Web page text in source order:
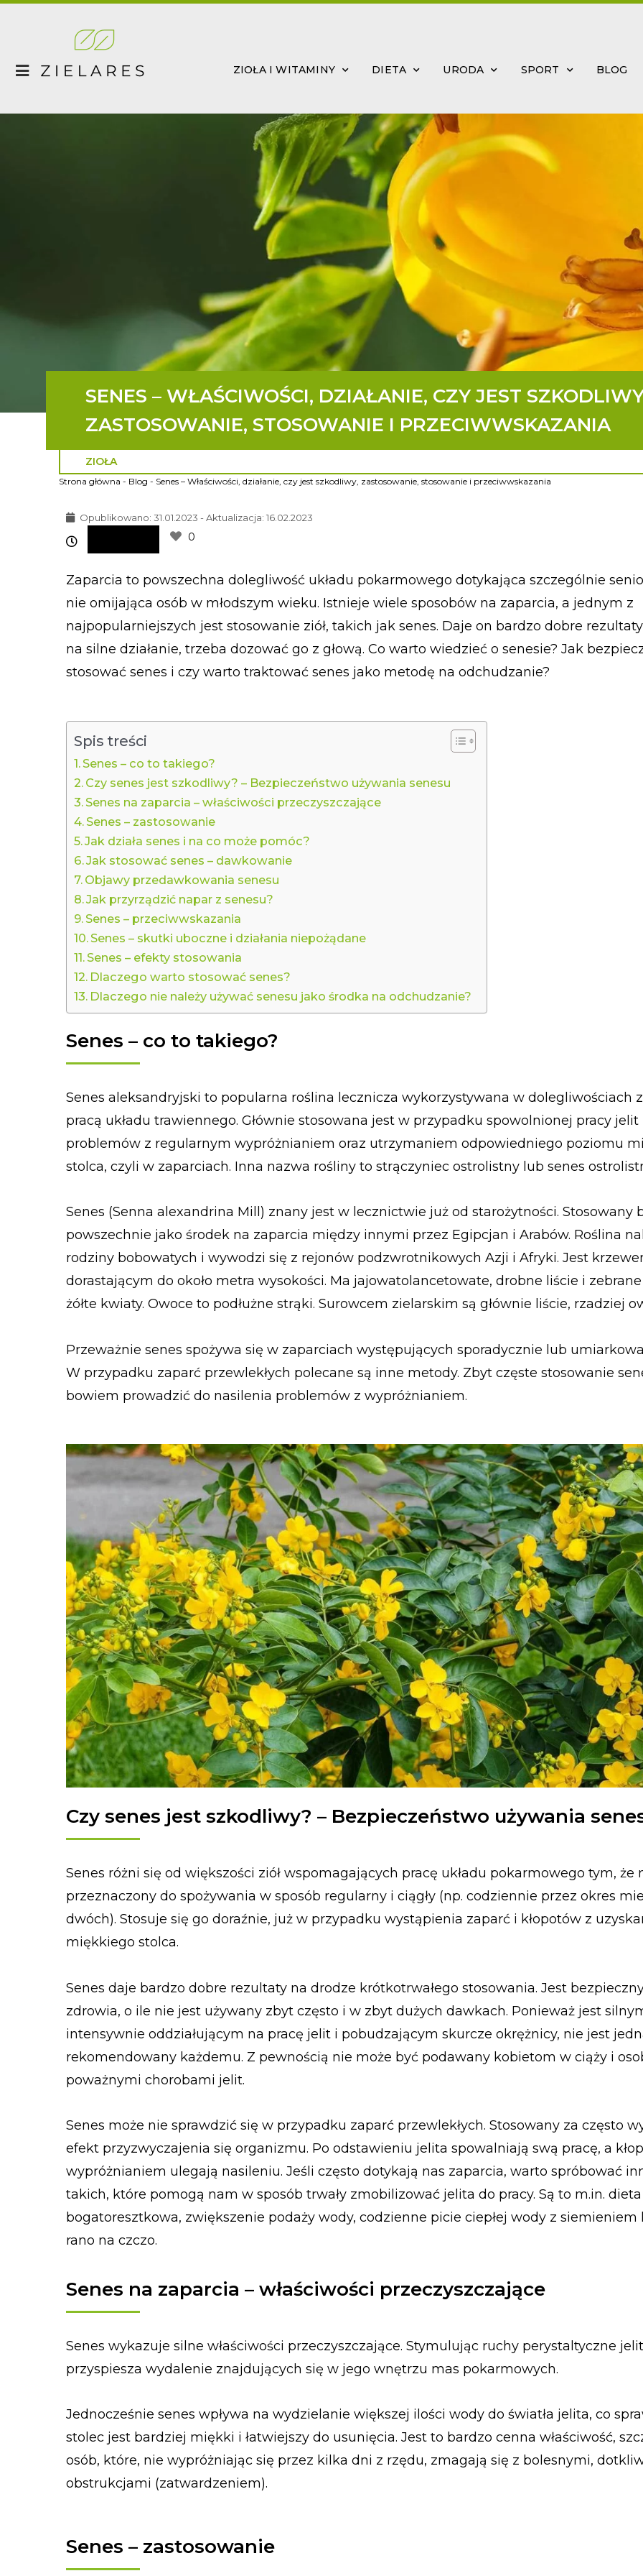
ZIOŁA I WITAMINY DIETA URODA SPORT BLOG
SENES – WŁAŚCIWOŚCI, DZIAŁANIE, CZY JEST
ZASTOSOWANIE, STOSOWANIE I PRZECIWWSKAZANIA
ZIOŁA
Strona główna - Blog - Senes – Właściwości, działanie, czy jest szkodliwy, zastosowanie, stosowanie i przeciwwskazania
Opublikowano: 31.01.2023 - Aktualizacja: 16.02.2023
0
Zaparcia to powszechna dolegliwość układu pokarmowego dotykająca szczególnie
nie omijająca osób w młodszym wieku. Istnieje wiele sposobów na zaparcia, a jednym z
najpopularniejszych jest stosowanie ziół, takich jak senes. Daje on bardzo dobre
na silne działanie, trzeba dozować go z głową. Co warto wiedzieć o senesie? Jak
stosować senes i czy warto traktować senes jako metodę na odchudzanie?
Spis treści
Senes – co to takiego?
Czy senes jest szkodliwy? – Bezpieczeństwo używania senesu
Senes na zaparcia – właściwości przeczyszczające
Senes – zastosowanie
Jak działa senes i na co może pomóc?
Jak stosować senes – dawkowanie
Objawy przedawkowania senesu
Jak przyrządzić napar z senesu?
Senes – przeciwwskazania
Senes – skutki uboczne i działania niepożądane
Senes – efekty stosowania
Dlaczego warto stosować senes?
Dlaczego nie należy używać senesu jako środka na odchudzanie?
Senes – co to takiego?
Senes aleksandryjski to popularna roślina lecznicza wykorzystywana w dolegliwościach
pracą układu trawiennego. Głównie stosowana jest w przypadku spowolnionej pracy jelit
problemów z regularnym wypróżnianiem oraz utrzymaniem odpowiedniego poziomu
stolca, czyli w zaparciach. Inna nazwa rośliny to strączyniec ostrolistny lub senes
Senes (Senna alexandrina Mill) znany jest w lecznictwie już od starożytności. Stosowany
powszechnie jako środek na zaparcia między innymi przez Egipcjan i Arabów. Roślina
rodziny bobowatych i wywodzi się z rejonów podzwrotnikowych Azji i Afryki. Jest
dorastającym do około metra wysokości. Ma jajowatolancetowate, drobne liście i
żółte kwiaty. Owoce to podłużne strąki. Surowcem zielarskim są głównie liście, rzadziej
Przeważnie senes spożywa się w zaparciach występujących sporadycznie lub
W przypadku zaparć przewlekłych polecane są inne metody. Zbyt częste stosowanie
bowiem prowadzić do nasilenia problemów z wypróżnianiem.
Czy senes jest szkodliwy? – Bezpieczeństwo używania
Senes różni się od większości ziół wspomagających pracę układu pokarmowego tym, że
przeznaczony do spożywania w sposób regularny i ciągły (np. codziennie przez okres
dwóch). Stosuje się go doraźnie, już w przypadku wystąpienia zaparć i kłopotów z
miękkiego stolca.
Senes daje bardzo dobre rezultaty na drodze krótkotrwałego stosowania. Jest
zdrowia, o ile nie jest używany zbyt często i w zbyt dużych dawkach. Ponieważ jest
intensywnie oddziałującym na pracę jelit i pobudzającym skurcze okrężnicy, nie jest
rekomendowany każdemu. Z pewnością nie może być podawany kobietom w ciąży i
poważnymi chorobami jelit.
Senes może nie sprawdzić się w przypadku zaparć przewlekłych. Stosowany za często
efekt przyzwyczajenia się organizmu. Po odstawieniu jelita spowalniają swą pracę, a
wypróżnianiem ulegają nasileniu. Jeśli często dotykają nas zaparcia, warto spróbować
takich, które pomogą nam w sposób trwały zmobilizować jelita do pracy. Są to m.in. dieta
bogatoresztkowa, zwiększenie podaży wody, codzienne picie ciepłej wody z siemieniem
rano na czczo.
Senes na zaparcia – właściwości przeczyszczające
Senes wykazuje silne właściwości przeczyszczające. Stymulując ruchy perystaltyczne
przyspiesza wydalenie znajdujących się w jego wnętrzu mas pokarmowych.
Jednocześnie senes wpływa na wydzielanie większej ilości wody do światła jelita, co
stolec jest bardziej miękki i łatwiejszy do usunięcia. Jest to bardzo cenna właściwość,
osób, które, nie wypróżniając się przez kilka dni z rzędu, zmagają się z bolesnymi,
obstrukcjami (zatwardzeniem).
Senes – zastosowanie